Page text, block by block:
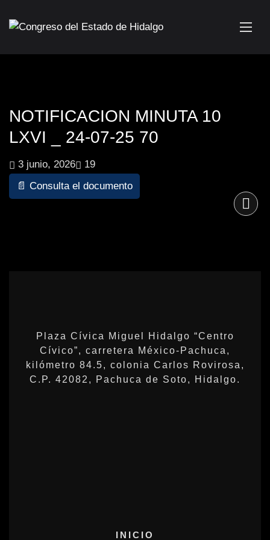
NOTIFICACION MINUTA 10
LXVI _ 24-07-25 70
3 junio, 2026
19
📄 Consulta el documento
Plaza Cívica Miguel Hidalgo “Centro
Cívico”, carretera México-Pachuca,
kilómetro 84.5, colonia Carlos Rovirosa,
C.P. 42082, Pachuca de Soto, Hidalgo.
INICIO